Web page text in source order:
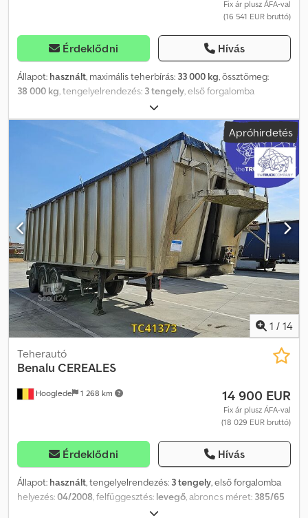
Fix ár plusz ÁFA-val
(16 541 EUR bruttó)
Érdeklődni Hívás
Állapot: használt, maximális teherbírás: 33 000 kg, össztömeg:
38 000 kg , tengelyelrendezés: 3 tengely , első forgalomba
, raktér hossza:7 750 mm
2 440 mm, raktérmagasság:1 465 mm, rakodótér térfogata:28 m³,
, Benalu C39C17 | Billenkező felépítmény |
Alumínium felépítmény | Alumínium alváz | Előoldali platform |
Emelhető tengely Csdpfx Aezpcqhegvorf Érdeklődés esetén:
0726657 * ABS * 3 tengely * Emelhető tengely * Tárcsafékek *
Tolóponyva * Felépítmény / Alumínium * Alváz / Alumínium * Hátul
elhelyezett, nagy méretű ajtó * Alvázvédő Belső méretek: * Hossz:
7.750 mm * Szélesség: 2.440 mm * Magasság: 1.465 mm
Gumiabroncsok: * 1. tengely: 385 / 65 R 22,5, 30%-ban légrugózott
* 2. tengely: 385 / 65 R 22,5, 30%-ban légrugózott * 3. tengely: 385 /
65 R 22,5, 30%-ban légrugózott ----Ár: 13.900,- EUR + 19% ÁFA
További kérdések esetén a következő telefonszámokon érhet el
minket: Beszélünk: németül, angolul, franciául és...? A nyomdai
hibák, a tévedések és a köztes értékesítés jogát fenntartjuk.
Apróhirdetés
1 / 14
Hooglede 1 268 km
Teherautó
Benalu CEREALES
14 900 EUR
Fix ár plusz ÁFA-val
(18 029 EUR bruttó)
Érdeklődni Hívás
Állapot: használt, tengelyelrendezés: 3 tengely, első forgalomba
helyezés:04/2008, felfüggesztés: levegő, abroncs méret: 385/65
2008